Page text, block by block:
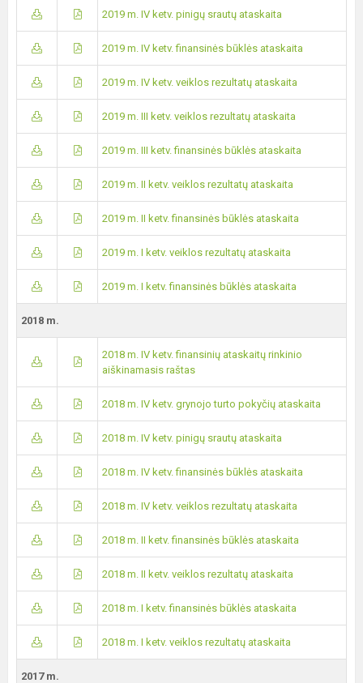
2019 m. IV ketv. pinigų srautų ataskaita
2019 m. IV ketv. finansinės būklės ataskaita
2019 m. IV ketv. veiklos rezultatų ataskaita
2019 m. III ketv. veiklos rezultatų ataskaita
2019 m. III ketv. finansinės būklės ataskaita
2019 m. II ketv. veiklos rezultatų ataskaita
2019 m. II ketv. finansinės būklės ataskaita
2019 m. I ketv. veiklos rezultatų ataskaita
2019 m. I ketv. finansinės būklės ataskaita
2018 m.
2018 m. IV ketv. finansinių ataskaitų rinkinio
aiškinamasis raštas
2018 m. IV ketv. grynojo turto pokyčių ataskaita
2018 m. IV ketv. pinigų srautų ataskaita
2018 m. IV ketv. finansinės būklės ataskaita
2018 m. IV ketv. veiklos rezultatų ataskaita
2018 m. II ketv. finansinės būklės ataskaita
2018 m. II ketv. veiklos rezultatų ataskaita
2018 m. I ketv. finansinės būklės ataskaita
2018 m. I ketv. veiklos rezultatų ataskaita
2017 m.